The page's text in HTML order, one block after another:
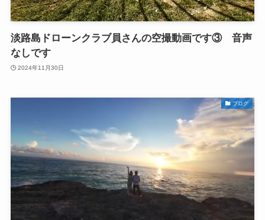
淡路島ドローンクラブ員さんの空撮動画です③ 音声
なしです
2024年11月30日
ブログ